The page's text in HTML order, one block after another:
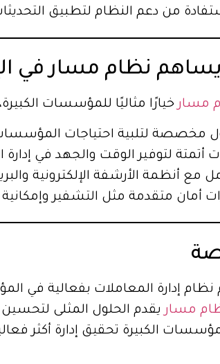
من دعم النظام لتطبيق
نظام مسار في
مسارخيارًا مثاليًا للمؤسسات
مخصصة لتلبية احتياجات
أتمتة لتوفير الوقت والجهد في إدارة
مع أنظمة الأرشفة الإلكترونية
أمان متقدمة مثل التشفير
نظام إدارة المعاملات بفعالية في
مساريقدم الحلول المثلى لتحسين
الكبيرة تحقيق إدارة أكثر